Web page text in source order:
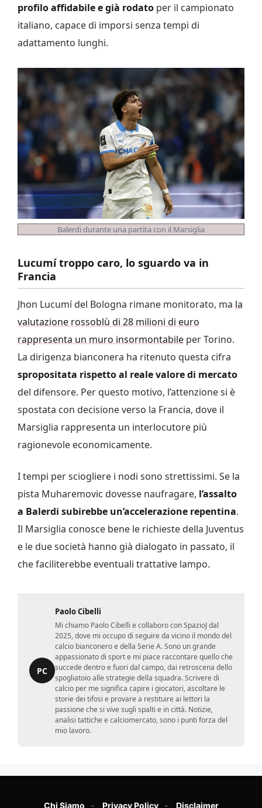
profilo affidabile e già rodato per il campionato
italiano, capace di imporsi senza tempi di
adattamento lunghi.
Balerdi durante una partita con il Marsiglia
Lucumí troppo caro, lo sguardo va in
Francia
Jhon Lucumí del Bologna rimane monitorato, ma la
valutazione rossoblù di 28 milioni di euro
rappresenta un muro insormontabile per Torino.
La dirigenza bianconera ha ritenuto questa cifra
spropositata rispetto al reale valore di mercato
del difensore. Per questo motivo, l’attenzione si è
spostata con decisione verso la Francia, dove il
Marsiglia rappresenta un interlocutore più
ragionevole economicamente.
I tempi per sciogliere i nodi sono strettissimi. Se la
pista Muharemovic dovesse naufragare, l’assalto
a Balerdi subirebbe un’accelerazione repentina.
Il Marsiglia conosce bene le richieste della Juventus
e le due società hanno già dialogato in passato, il
che faciliterebbe eventuali trattative lampo.
PC
Paolo Cibelli
Mi chiamo Paolo Cibelli e collaboro con SpazioJ dal
2025, dove mi occupo di seguire da vicino il mondo del
calcio bianconero e della Serie A. Sono un grande
appassionato di sport e mi piace raccontare quello che
succede dentro e fuori dal campo, dai retroscena dello
spogliatoio alle strategie della squadra. Scrivere di
calcio per me significa capire i giocatori, ascoltare le
storie dei tifosi e provare a restituire ai lettori la
passione che si vive sugli spalti e in città. Notizie,
analisi tattiche e calciomercato, sono i punti forza del
mio lavoro.
Chi Siamo Privacy Policy Disclaimer